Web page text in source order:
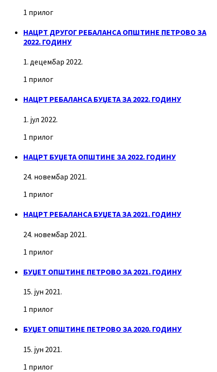
1 прилог
НАЦРТ ДРУГОГ РЕБАЛАНСА ОПШТИНЕ ПЕТРОВО ЗА
2022. ГОДИНУ
1. децембар 2022.
1 прилог
НАЦРТ РЕБАЛАНСА БУЏЕТА ЗА 2022. ГОДИНУ
1. јул 2022.
1 прилог
НАЦРТ БУЏЕТА ОПШТИНЕ ЗА 2022. ГОДИНУ
24. новембар 2021.
1 прилог
НАЦРТ РЕБАЛАНСА БУЏЕТА ЗА 2021. ГОДИНУ
24. новембар 2021.
1 прилог
БУЏЕТ ОПШТИНЕ ПЕТРОВО ЗА 2021. ГОДИНУ
15. јун 2021.
1 прилог
БУЏЕТ ОПШТИНЕ ПЕТРОВО ЗА 2020. ГОДИНУ
15. јун 2021.
1 прилог